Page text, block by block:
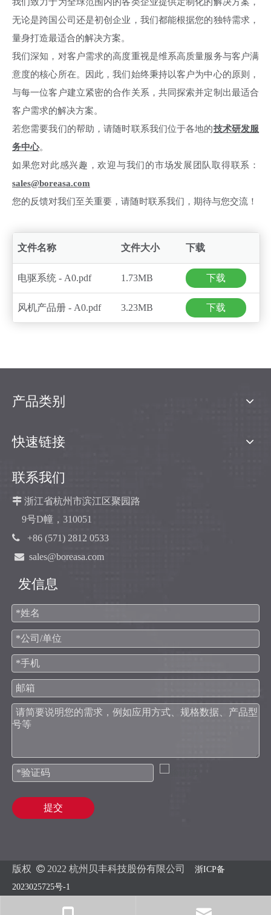
无论是跨国公司还是初创企业，我们都能根据您的独特需求，
量身打造最适合的解决方案。
我们深知，对客户需求的高度重视是维系高质量服务与客户满
意度的核心所在。因此，我们始终秉持以客户为中心的原则，
与每一位客户建立紧密的合作关系，共同探索并定制出最适合
客户需求的解决方案。
若您需要我们的帮助，请随时联系我们位于各地的技术研发服
务中心。
如果您对此感兴趣，欢迎与我们的市场发展团队取得联系：
sales@boreasa.com
您的反馈对我们至关重要，请随时联系我们，期待与您交流！
文件名称 文件大小 下载
电驱系统 - A0.pdf 1.73MB 下载
风机产品册 - A0.pdf 3.23MB 下载
产品类别
快速链接
联系我们
 浙江省杭州市滨江区聚园路
9号D幢，310051
 +86 (571) 2812 0533
 sales@boreasa.com
发信息
提交
版权  2022 杭州贝丰科技股份有限公司 浙ICP备
2023025725号-1